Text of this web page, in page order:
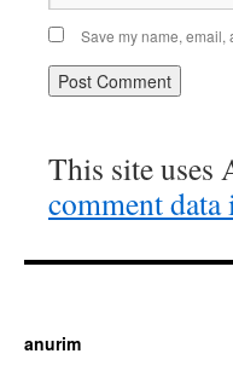
Save my name, email,
This site uses
comment data
anurim